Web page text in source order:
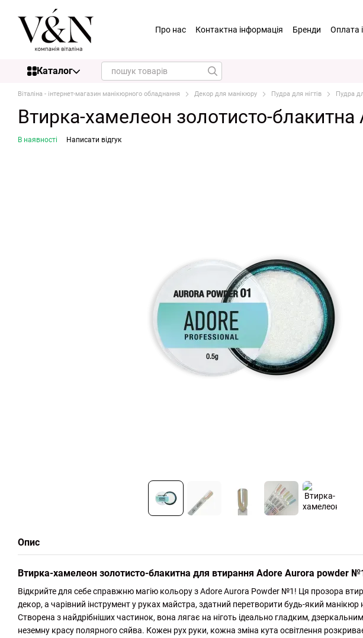
Перейти до основного контенту
Про нас Контактна інформація Бренди Оплата
Каталог
Віталіна - інтернет-магазин манікюрного обладнання Декор для манікюру Пудра для нігтів Пудра
Втирка-хамелеон золотисто-
В наявності Написати відгук
Опис
Втирка-хамелеон золотисто-блакитна для втирання Adore Aurora powder
Відкрийте для себе справжню магію кольору з Adore Aurora Powder №1! Ця прозора
декор, а чарівний інструмент у руках майстра, здатний перетворити будь-який манікюр
Створена з найдрібніших частинок, вона лягає на ніготь ідеально гладким,
неземну красу полярного сяйва. Кожен рух руки, кожна зміна кута освітлення розкриває